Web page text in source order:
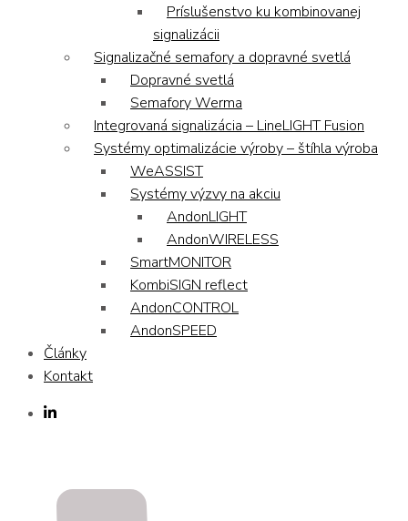
Príslušenstvo ku kombinovanej
signalizácii
Signalizačné semafory a dopravné svetlá
Dopravné svetlá
Semafory Werma
Integrovaná signalizácia – LineLIGHT Fusion
Systémy optimalizácie výroby – štíhla výroba
WeASSIST
Systémy výzvy na akciu
AndonLIGHT
AndonWIRELESS
SmartMONITOR
KombiSIGN reflect
AndonCONTROL
AndonSPEED
Články
Kontakt